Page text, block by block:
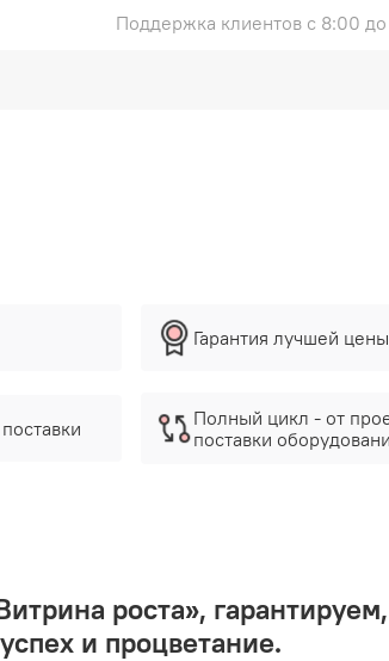
Поддержка клиентов с 8:00
Гарантия лучшей цены
Полный цикл - от
поставки
роста»,
и процветание.